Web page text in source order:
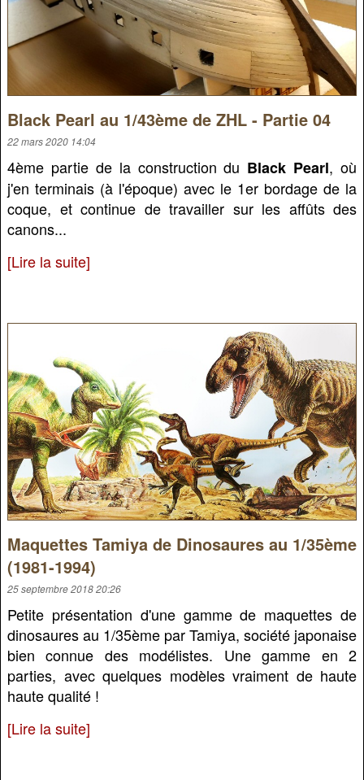
Black Pearl au 1/43ème de ZHL - Partie 04
22 mars 2020 14:04
4ème partie de la construction du Black Pearl, où
j'en terminais (à l'époque) avec le 1er bordage de la
coque, et continue de travailler sur les affûts des
canons...
[Lire la suite]
Maquettes Tamiya de Dinosaures au 1/35ème
(1981-1994)
25 septembre 2018 20:26
Petite présentation d'une gamme de maquettes de
dinosaures au 1/35ème par Tamiya, société japonaise
bien connue des modélistes. Une gamme en 2
parties, avec quelques modèles vraiment de haute
haute qualité !
[Lire la suite]